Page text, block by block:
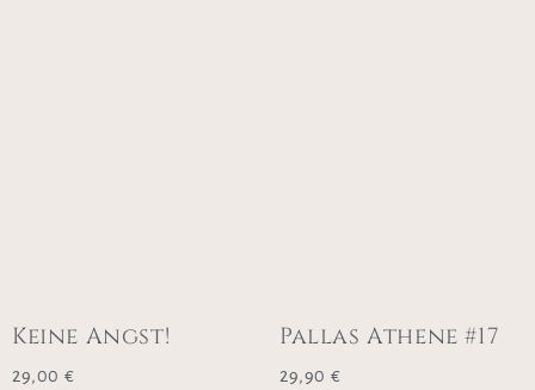
Keine Angst!
29,00 €
Pallas Athene #17
29,90 €